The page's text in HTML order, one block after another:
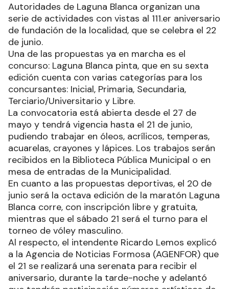
Autoridades de Laguna Blanca organizan una
serie de actividades con vistas al 111.er aniversario
de fundación de la localidad, que se celebra el 22
de junio.
Una de las propuestas ya en marcha es el
concurso: Laguna Blanca pinta, que en su sexta
edición cuenta con varias categorías para los
concursantes: Inicial, Primaria, Secundaria,
Terciario/Universitario y Libre.
La convocatoria está abierta desde el 27 de
mayo y tendrá vigencia hasta el 21 de junio,
pudiendo trabajar en óleos, acrílicos, temperas,
acuarelas, crayones y lápices. Los trabajos serán
recibidos en la Biblioteca Pública Municipal o en
mesa de entradas de la Municipalidad.
En cuanto a las propuestas deportivas, el 20 de
junio será la octava edición de la maratón Laguna
Blanca corre, con inscripción libre y gratuita,
mientras que el sábado 21 será el turno para el
torneo de vóley masculino.
Al respecto, el intendente Ricardo Lemos explicó
a la Agencia de Noticias Formosa (AGENFOR) que
el 21 se realizará una serenata para recibir el
aniversario, durante la tarde-noche y adelantó